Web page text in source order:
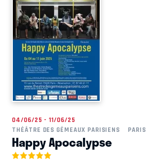
04/06/25 - 11/06/25
THÉÂTRE DES GÉMEAUX PARISIENS
PARIS
Happy Apocalypse